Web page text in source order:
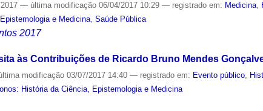
2017— última modificação 06/04/2017 10:29— registrado em: Medicina,
e Medicina,Saúde Pública
2017
às Contribuições de Ricardo Bruno Mendes
modificação 03/07/2017 14:40— registrado em: Evento público
História da Ciência, Epistemologia e Medicina